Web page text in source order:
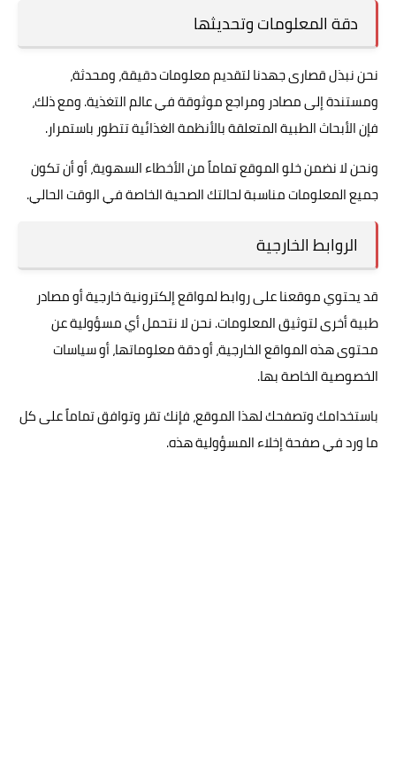
دقة المعلومات وتحديثها
نحن نبذل قصارى جهدنا لتقديم معلومات دقيقة، ومحدثة،
ومستندة إلى مصادر ومراجع موثوقة في عالم التغذية. ومع ذلك،
فإن الأبحاث الطبية المتعلقة بالأنظمة الغذائية تتطور باستمرار.
ونحن لا نضمن خلو الموقع تماماً من الأخطاء السهوية، أو أن تكون
جميع المعلومات مناسبة لحالتك الصحية الخاصة في الوقت الحالي.
الروابط الخارجية
قد يحتوي موقعنا على روابط لمواقع إلكترونية خارجية أو مصادر
طبية أخرى لتوثيق المعلومات. نحن لا نتحمل أي مسؤولية عن
محتوى هذه المواقع الخارجية، أو دقة معلوماتها، أو سياسات
الخصوصية الخاصة بها.
باستخدامك وتصفحك لهذا الموقع، فإنك تقر وتوافق تماماً على كل
ما ورد في صفحة إخلاء المسؤولية هذه.